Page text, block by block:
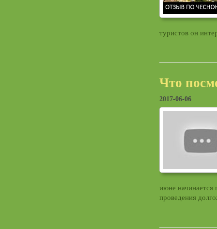
туристов он
Что
2017-06-06
июне начинается
проведения